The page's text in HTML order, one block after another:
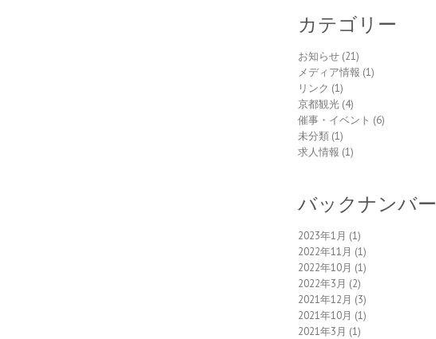
カテゴリー
お知らせ (21)
メディア情報 (1)
リンク (1)
京都観光 (4)
催事・イベント (6)
未分類 (1)
求人情報 (1)
バックナンバー
2023年1月 (1)
2022年11月 (1)
2022年10月 (1)
2022年3月 (2)
2021年12月 (3)
2021年10月 (1)
2021年3月 (1)